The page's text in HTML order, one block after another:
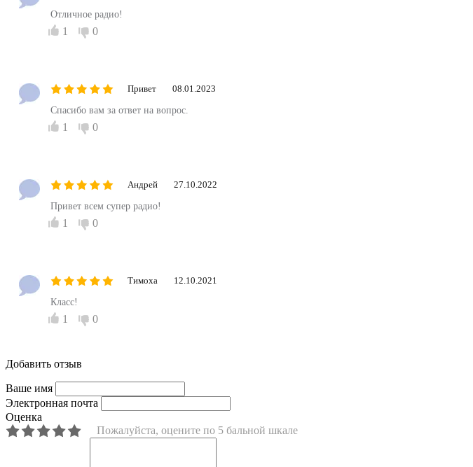
Отличное радио!
1 0
Привет 08.01.2023
Спасибо вам за ответ на вопрос.
1 0
Андрей 27.10.2022
Привет всем супер радио!
1 0
Тимоха 12.10.2021
Класс!
1 0
Добавить отзыв
Ваше имя
Электронная почта
Оценка
Пожалуйста, оцените по 5 бальной шкале